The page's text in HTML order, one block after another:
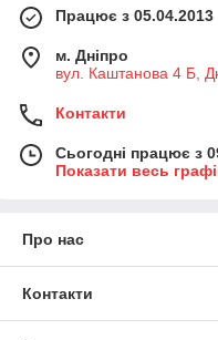
Працює з 05.04.2013
м. Дніпро
вул. Каштанова 4 Б,
Контакти
Сьогодні працює з
Показати весь
Про нас
Контакти